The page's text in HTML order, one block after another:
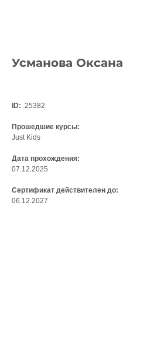
Усманова Оксана
ID: 25382
Прошедшие курсы:
Just Kids
Дата прохождения:
07.12.2025
Сертификат действителен до:
06.12.2027